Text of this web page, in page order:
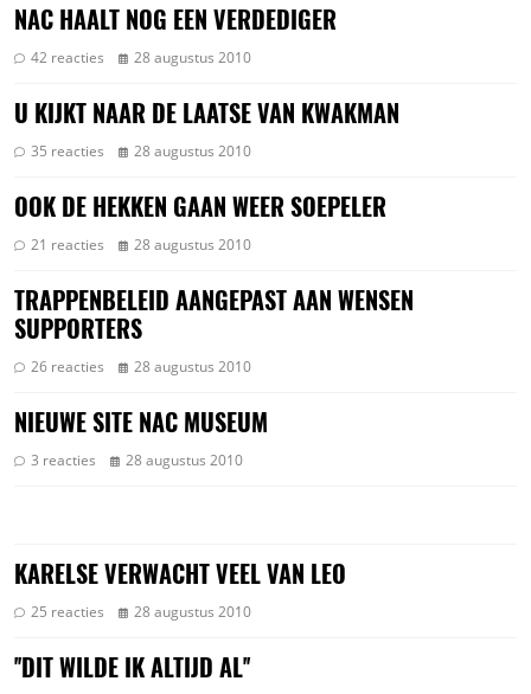
NAC HAALT NOG EEN VERDEDIGER
42 reacties 28 augustus 2010
U KIJKT NAAR DE LAATSE VAN KWAKMAN
35 reacties 28 augustus 2010
OOK DE HEKKEN GAAN WEER SOEPELER
21 reacties 28 augustus 2010
TRAPPENBELEID AANGEPAST AAN WENSEN
SUPPORTERS
26 reacties 28 augustus 2010
NIEUWE SITE NAC MUSEUM
3 reacties 28 augustus 2010
KARELSE VERWACHT VEEL VAN LEO
25 reacties 28 augustus 2010
''DIT WILDE IK ALTIJD AL''